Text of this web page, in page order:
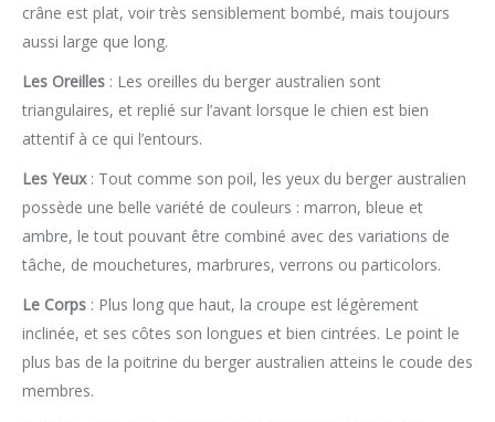
crâne est plat, voir très sensiblement bombé, mais toujours
aussi large que long.
Les Oreilles : Les oreilles du berger australien sont
triangulaires, et replié sur l’avant lorsque le chien est bien
attentif à ce qui l’entours.
Les Yeux: Tout comme son poil, les yeux du berger australien
possède une belle variété de couleurs : marron, bleue et
ambre, le tout pouvant être combiné avec des variations de
tâche, de mouchetures, marbrures, verrons ou particolors.
Le Corps : Plus long que haut, la croupe est légèrement
inclinée, et ses côtes son longues et bien cintrées. Le point le
plus bas de la poitrine du berger australien atteins le coude des
membres.